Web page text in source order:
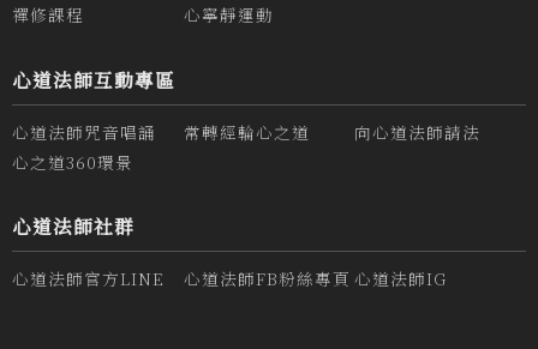
禪修課程
心寧靜運動
心道法師互動專區
心道法師咒音唱誦 常轉經輪心之道
向心道法師請法
心之道360環景
心道法師社群
心道法師官方LINE 心道法師FB粉絲專頁 心道法師IG